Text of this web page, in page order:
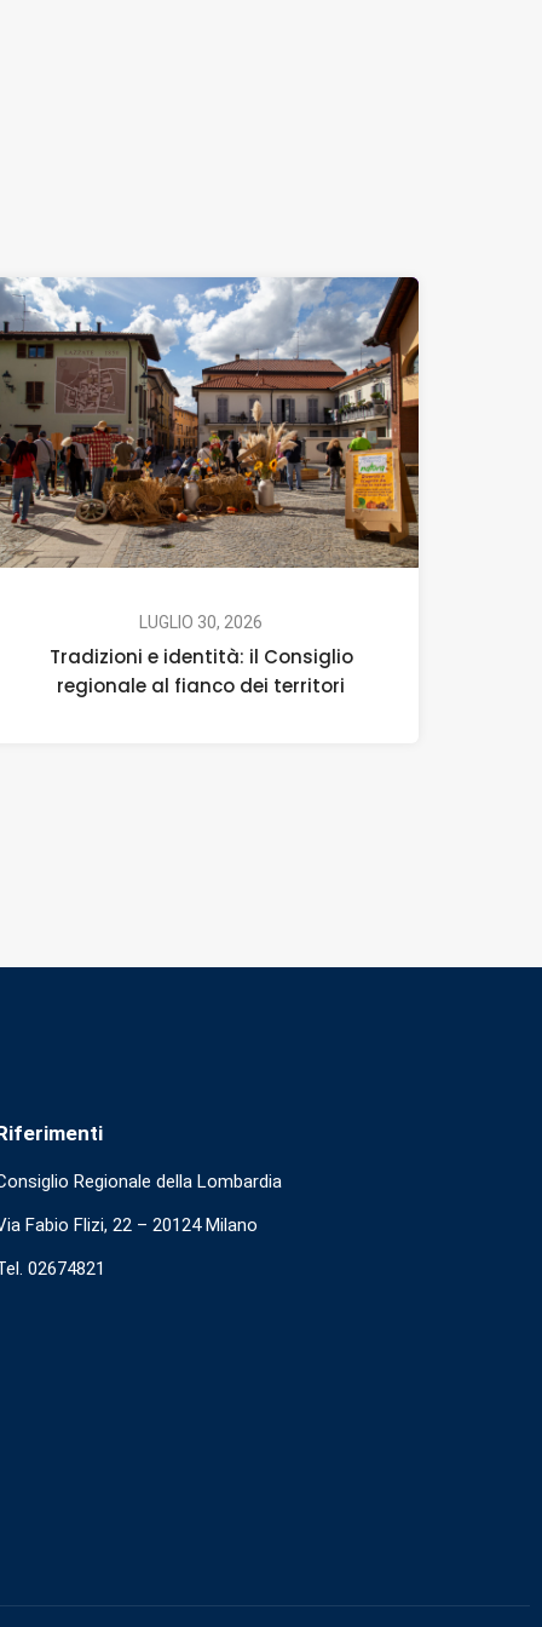
LUGLIO 30, 2026
Tradizioni e identità: il Consiglio
regionale al fianco dei territori
Regionale della Lombardia
Fabio Flizi, 22 – 20124 Milano
02674821